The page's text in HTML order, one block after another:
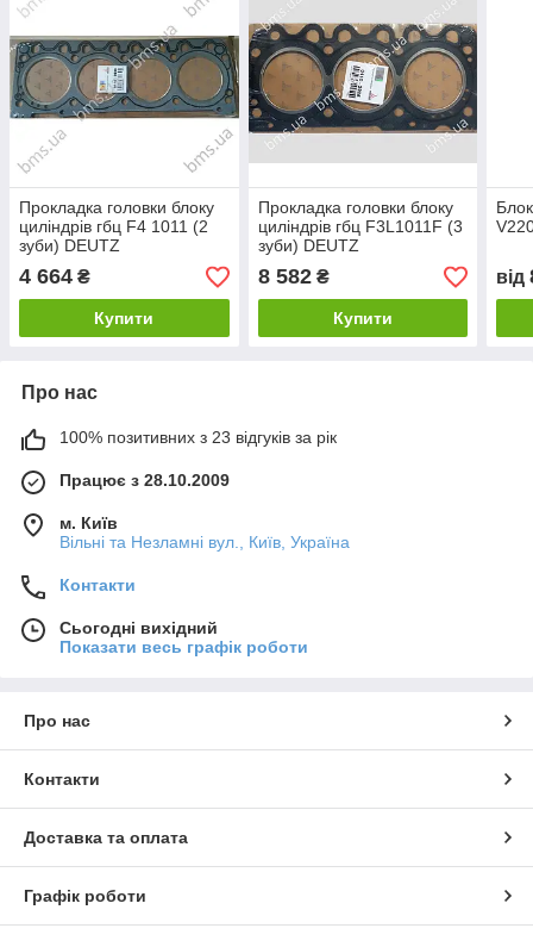
Прокладка головки блоку
циліндрів гбц F4 1011 (2
зуби) DEUTZ
4 664 ₴
Купити
Прокладка головки блоку
циліндрів гбц F3L1011F (3
зуби) DEUTZ
8 582₴
Купити
від
Про нас
100% позитивних з 23 відгуків за рік
Працює з 28.10.2009
м. Київ
Вільні та Незламні вул., Київ, Україна
Контакти
Сьогодні вихідний
Показати весь графік роботи
Про нас
Контакти
Доставка та оплата
Графік роботи